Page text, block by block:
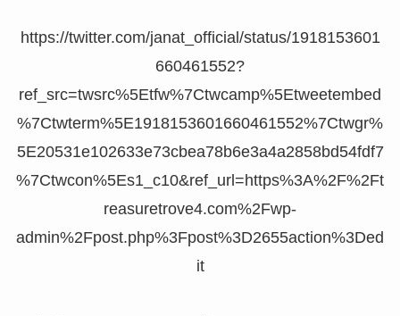
https://twitter.com/janat_official/status/1918153601
660461552?
ref_src=twsrc%5Etfw%7Ctwcamp%5Etweetembed
%7Ctwterm%5E1918153601660461552%7Ctwgr%
5E20531e102633e73cbea78b6e3a4a2858bd54fdf7
%7Ctwcon%5Es1_c10&ref_url=https%3A%2F%2Ft
reasuretrove4.com%2Fwp-
admin%2Fpost.php%3Fpost%3D2655action%3Ded
it